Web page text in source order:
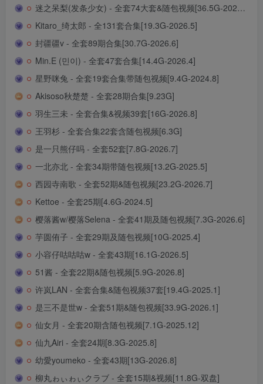
迷之呆梨(发条少女) - 全套74大套&随包视频[36.5G-2026.2]
Kitaro_绮太郎 - 全131套合集[19.3G-2026.5]
封疆疆v - 全套89期合集[30.7G-2026.6]
Min.E (민이) - 全套47套合集[14.4G-2026.4]
星野咪兔 - 全套19套合集带随包视频[9.4G-2024.8]
Akisoso秋楚楚 - 全套28期合集[9.23G]
羽生三未 - 全套合集&视频39套[16G-2026.8]
王羽杉 - 全套合集22套含随包视频[6.3G]
是一只熊仔吗 - 全套52套[7.8G-2026.7]
一北亦北 - 全套34期带随包视频[13.2G-2025.5]
西园寺南歌 - 全套52期&随包视频[23.2G-2026.7]
Kettoe - 全套25期[4.6G-2024.5]
樱落酱w/樱落Selena - 全套41期及随包视频[7.3G-2026.6]
芋圆侑子 - 全套29期及随包视频[10G-2025.4]
小容仔咕咕咕w - 全套43期[16.1G-2026.5]
51酱 - 全套22期&随包视频[5.9G-2026.8]
许岚LAN - 全套合集&随包视频37套[19.4G-2025.1]
是三不是世w - 全套51期&随包视频[33.9G-2026.1]
仙女月 - 全套20期含随包视频[7.1G-2025.12]
仙九Airi - 全套24期[8.3G-2025.8]
幼愛youmeko - 全套43期[13G-2026.8]
柳丸ゎぃゎぃクラブ - 全套15期&视频[11.8G-双盘]